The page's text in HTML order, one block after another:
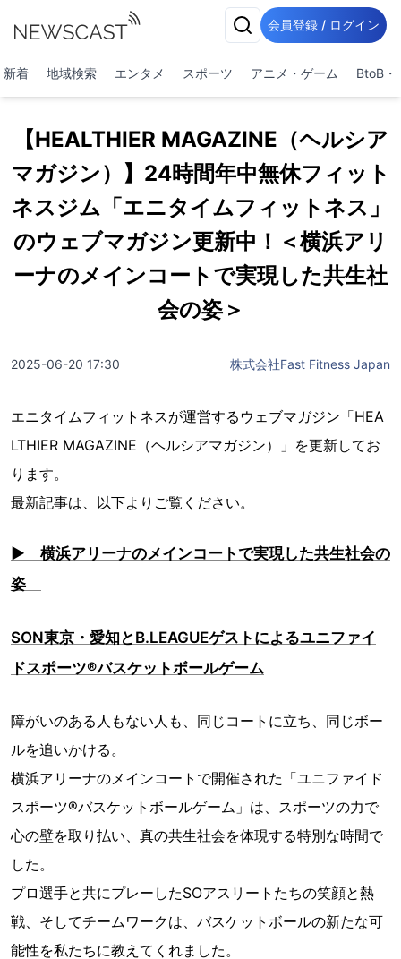
会員登録 / ログイン
新着 地域検索 エンタメ スポーツ アニメ・ゲーム BtoB・
【HEALTHIER MAGAZINE（ヘルシア
マガジン）】24時間年中無休フィット
ネスジム「エニタイムフィットネス」
のウェブマガジン更新中！＜横浜アリ
ーナのメインコートで実現した共生社
会の姿＞
2025-06-20 17:30 株式会社Fast Fitness Japan
エニタイムフィットネスが運営するウェブマガジン「HEA
LTHIER MAGAZINE（ヘルシアマガジン）」を更新してお
ります。
最新記事は、以下よりご覧ください。
▶ 横浜アリーナのメインコートで実現した共生社会の
姿
SON東京・愛知とB.LEAGUEゲストによるユニファイ
ドスポーツ®︎バスケットボールゲーム
障がいのある人もない人も、同じコートに立ち、同じボー
ルを追いかける。
横浜アリーナのメインコートで開催された「ユニファイド
スポーツ®︎バスケットボールゲーム」は、スポーツの力で
心の壁を取り払い、真の共生社会を体現する特別な時間で
した。
プロ選手と共にプレーしたSOアスリートたちの笑顔と熱
戦、そしてチームワークは、バスケットボールの新たな可
能性を私たちに教えてくれました。